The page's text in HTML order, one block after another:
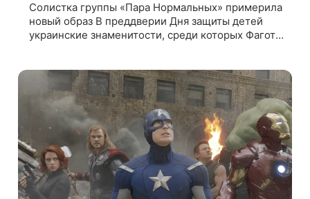
Солистка группы «Пара Нормальных» примерила
новый образ В преддверии Дня защиты детей
украинские знаменитости, среди которых Фагот,